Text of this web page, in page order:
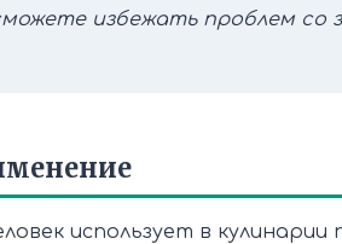
избежать проблем со
использует в кулинарии